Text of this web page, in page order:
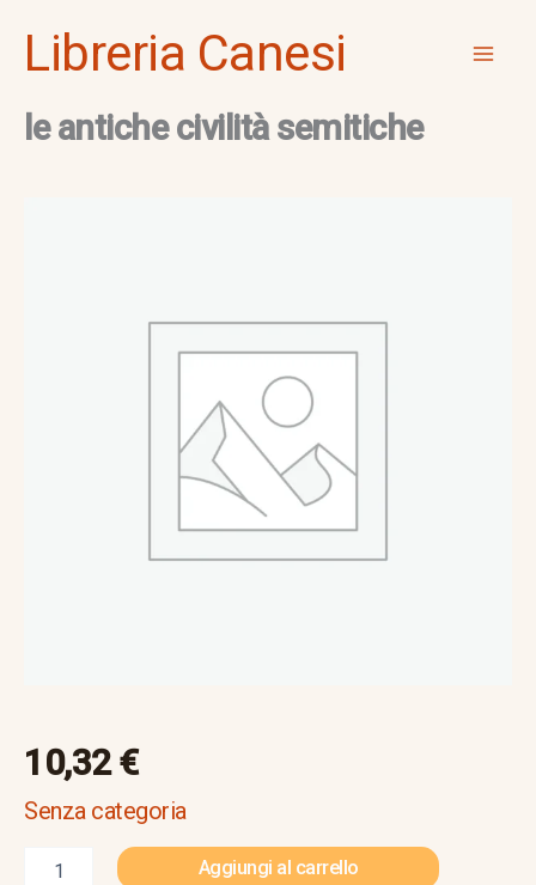
Libreria Canesi
le antiche civilità semitiche
10,32€
Senza categoria
Aggiungi al carrello